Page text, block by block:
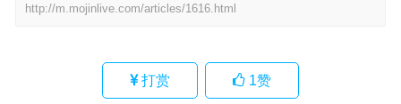
http://m.mojinlive.com/articles/1616.html
打赏 1赞